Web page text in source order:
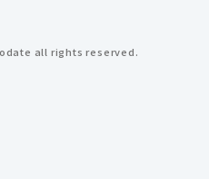
all rights reserved.